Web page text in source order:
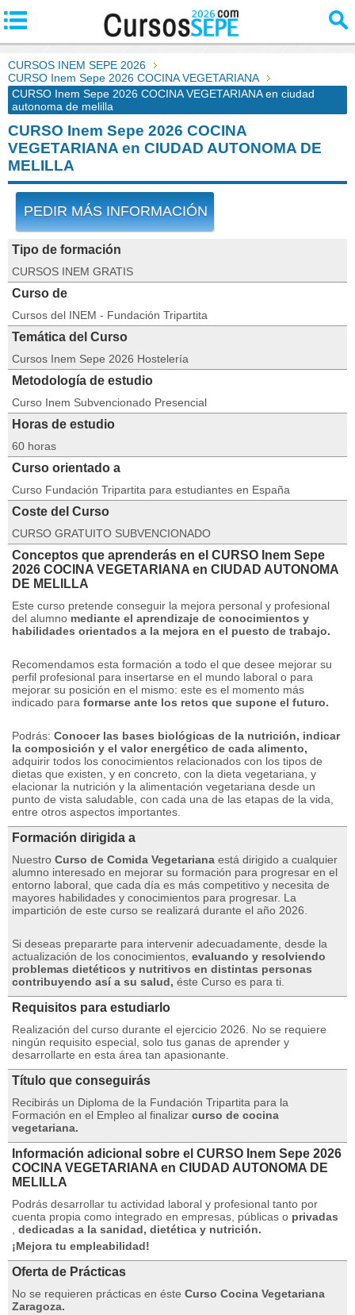
CURSOS INEM SEPE 2026
CURSO Inem Sepe 2026 COCINA VEGETARIANA
CURSO Inem Sepe 2026 COCINA VEGETARIANA en ciudad
autonoma de melilla
CURSO Inem Sepe 2026 COCINA
VEGETARIANA en CIUDAD AUTONOMA DE
MELILLA
PEDIR MÁS INFORMACIÓN
Tipo de formación
CURSOS INEM GRATIS
Curso de
Cursos del INEM - Fundación Tripartita
Temática del Curso
Cursos Inem Sepe 2026 Hostelería
Metodología de estudio
Curso Inem Subvencionado Presencial
Horas de estudio
60 horas
Curso orientado a
Curso Fundación Tripartita para estudiantes en España
Coste del Curso
CURSO GRATUITO SUBVENCIONADO
Conceptos que aprenderás en el CURSO Inem Sepe
2026 COCINA VEGETARIANA en CIUDAD AUTONOMA
DE MELILLA
Este curso pretende conseguir la mejora personal y profesional
del alumno mediante el aprendizaje de conocimientos y
habilidades orientados a la mejora en el puesto de trabajo.
Recomendamos esta formación a todo el que desee mejorar su
perfil profesional para insertarse en el mundo laboral o para
mejorar su posición en el mismo: este es el momento más
indicado para formarse ante los retos que supone el futuro.
Podrás: Conocer las bases biológicas de la nutrición, indicar
la composición y el valor energético de cada alimento,
adquirir todos los conocimientos relacionados con los tipos de
dietas que existen, y en concreto, con la dieta vegetariana, y
elacionar la nutrición y la alimentación vegetariana desde un
punto de vista saludable, con cada una de las etapas de la vida,
entre otros aspectos importantes.
Formación dirigida a
Nuestro Curso de Comida Vegetariana está dirigido a cualquier
alumno interesado en mejorar su formación para progresar en el
entorno laboral, que cada día es más competitivo y necesita de
mayores habilidades y conocimientos para progresar. La
impartición de este curso se realizará durante el año 2026.
Si deseas prepararte para intervenir adecuadamente, desde la
actualización de los conocimientos, evaluando y resolviendo
problemas dietéticos y nutritivos en distintas personas
contribuyendo así a su salud, éste Curso es para ti.
Requisitos para estudiarlo
Realización del curso durante el ejercicio 2026. No se requiere
ningún requisito especial, solo tus ganas de aprender y
desarrollarte en esta área tan apasionante.
Título que conseguirás
Recibirás un Diploma de la Fundación Tripartita para la
Formación en el Empleo al finalizar curso de cocina
vegetariana.
Información adicional sobre el CURSO Inem Sepe 2026
COCINA VEGETARIANA en CIUDAD AUTONOMA DE
MELILLA
Podrás desarrollar tu actividad laboral y profesional tanto por
cuenta propia como integrado en empresas, públicas o privadas
dedicadas a la sanidad, dietética y nutrición.
¡Mejora tu empleabilidad!
Oferta de Prácticas
No se requieren prácticas en éste Curso Cocina Vegetariana
Zaragoza.